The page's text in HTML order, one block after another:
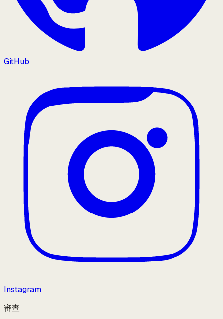
GitHub
Instagram
審查